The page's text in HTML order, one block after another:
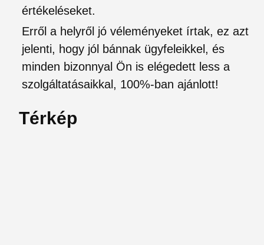
értékeléseket.
Erről a helyről jó véleményeket írtak, ez azt
jelenti, hogy jól bánnak ügyfeleikkel, és
minden bizonnyal Ön is elégedett less a
szolgáltatásaikkal, 100%-ban ajánlott!
Térkép